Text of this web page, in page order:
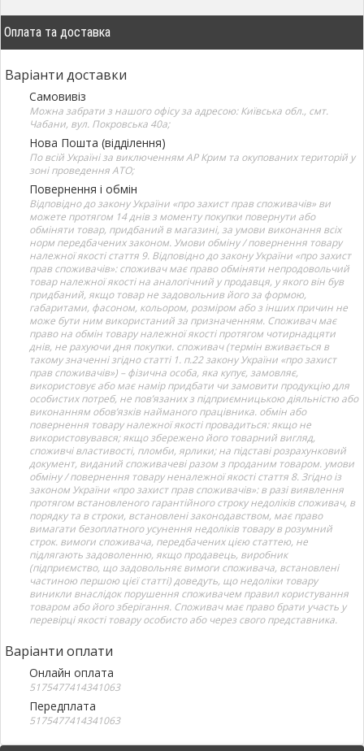
Оплата та доставка
Варіанти доставки
Самовивіз
Можна забрати з нашого офісу за адресою: Київська обл., смт.
Чабани, вул. Покровська 40а;
Нова Пошта (відділення)
По всій Україні за виключенням АР Крим та окупованих територій у
зоні проведення АТО;
Повернення і обмін
Відповідно до закону України «про захист прав споживачів» ви
можете протягом 14 днів з моменту покупки повернути або
обміняти товар, придбаний в магазині, за умови виконання всіх
норм передбачених законом. Умови обміну / повернення товару
належної якості стаття 9. Відповідно до закону України «про захист
прав споживачів»: споживач має право обміняти непродовольчий
товар належної якості на аналогічний у продавця, у якого він був
придбаний, якщо товар не задовольнив його за формою,
габаритами, фасоном, кольором, розміром або з інших причин не
може бути ним використаний за призначенням. Споживач має
право на обмін товару належної якості протягом чотирнадцяти
днів, не рахуючи дня покупки. споживач (термін вживається в
такому значенні згідно статті 1. п.22 закону України «про захист
прав споживачів») – фізична особа, яка купує, замовляє,
використовує або має намір придбати чи замовити продукцію для
особистих потреб, не пов’язаних з підприємницькою діяльністю або
виконанням обов’язків найманого працівника. обмін або
повернення товару належної якості провадиться: якщо не
використовувався; якщо збережено його товарний вигляд,
споживчі властивості, пломби, ярлики; на підставі розрахунковий
документ, виданий споживачеві разом з проданим товаром. умови
обміну / повернення товару неналежної якості стаття 8. Згідно із
законом України «про захист прав споживачів»: в разі виявлення
протягом встановленого гарантійного строку недоліків споживач, в
порядку та в строки, встановлені законодавством, має право
вимагати безоплатного усунення недоліків товару в розумний
строк. вимоги споживача, передбачених цією статтею, не
підлягають задоволенню, якщо продавець, виробник
(підприємство, що задовольняє вимоги споживача, встановлені
частиною першою цієї статті) доведуть, що недоліки товару
виникли внаслідок порушення споживачем правил користування
товаром або його зберігання. Споживач має право брати участь у
перевірці якості товару особисто або через свого представника.
Варіанти оплати
Онлайн оплата
5175477414341063
Передплата
5175477414341063